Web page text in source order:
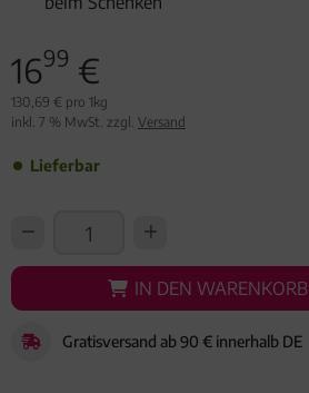
1699 €
130,69 € pro 1kg
inkl. 7 % MwSt. zzgl. Versand
Lieferbar
IN DEN WARENKORB
IN DEN WARENKORB
Gratisversand ab 90 € innerhalb DE